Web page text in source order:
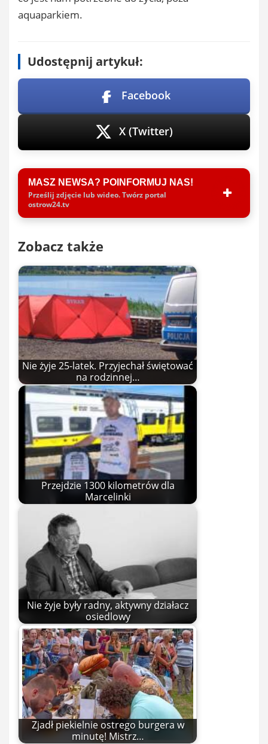
aquaparkiem.
Udostępnij artykuł:
Facebook
X (Twitter)
MASZ NEWSA? POINFORMUJ NAS!
Prześlij zdjęcie lub wideo. Twórz portal
ostrow24.tv
Zobacz także
Nie żyje 25-latek. Przyjechał świętować
na rodzinnej…
Przejdzie 1300 kilometrów dla
Marcelinki
Nie żyje były radny, aktywny działacz
osiedlowy
Zjadł piekielnie ostrego burgera w
minutę! Mistrz…